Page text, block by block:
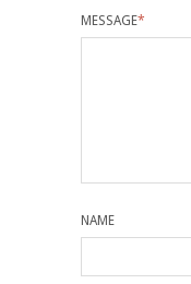
MESSAGE*
NAME